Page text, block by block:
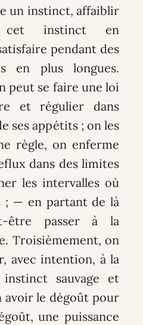
un instinct, affaiblir
cet instinct en
pendant des
en plus longues.
peut se faire une loi
et régulier dans
ses appétits ; on les
règle, on enferme
dans des limites
les intervalles où
; — en partant de là
être passer à la
Troisièmement, on
avec intention, à la
sauvage et
avoir le dégoût pour
une puissance